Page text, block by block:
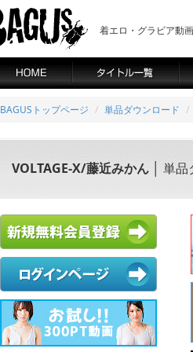
着エロ・グラビア動
BAGUSトップページ 単品ダウンロード
VOLTAGE-X/藤近みかん │ 単